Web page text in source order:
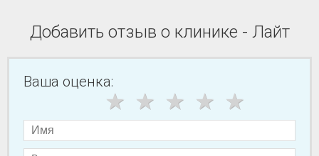
Добавить отзыв о клинике - Лайт
Ваша оценка: